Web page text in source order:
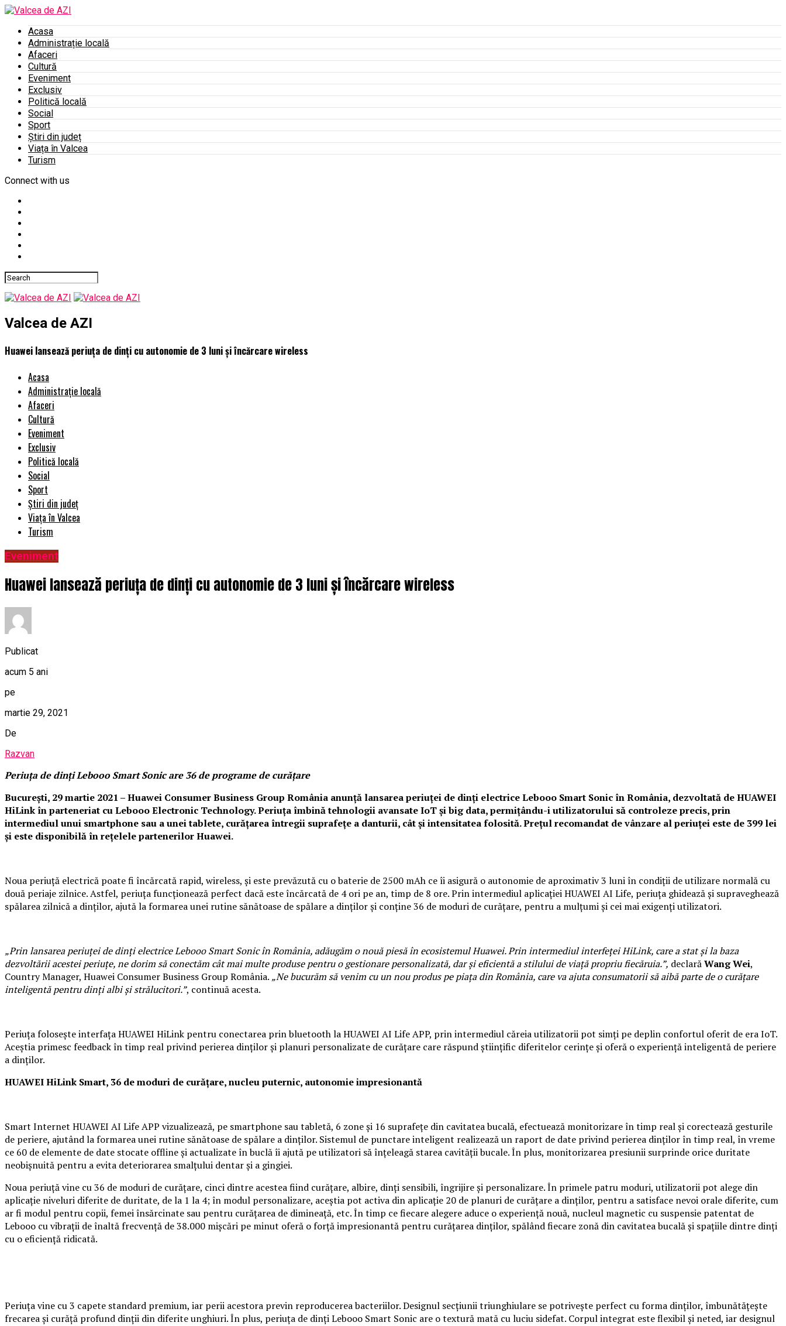
Acasa
Administrație locală
Afaceri
Cultură
Eveniment
Exclusiv
Politică locală
Social
Sport
Știri din județ
Viața în Valcea
Turism
Connect with us
Valcea de AZI
Huawei lansează periuța de dinți cu autonomie de 3 luni și încărcare wireless
Acasa
Administrație locală
Afaceri
Cultură
Eveniment
Exclusiv
Politică locală
Social
Sport
Știri din județ
Viața în Valcea
Turism
Eveniment
Huawei lansează periuța de dinți cu autonomie de 3 luni și încărcare wireless
Publicat
acum 5 ani
pe
martie 29, 2021
De
Razvan
Periuța de dinți Lebooo Smart Sonic are 36 de programe de curățare
București, 29 martie 2021 – Huawei Consumer Business Group România anunță lansarea periuței de dinți electrice Lebooo Smart Sonic în România, dezvoltată de HUAWEI
HiLink în parteneriat cu Lebooo Electronic Technology. Periuța îmbină tehnologii avansate IoT și big data, permițându-i utilizatorului să controleze precis, prin
intermediul unui smartphone sau a unei tablete, curățarea întregii suprafețe a danturii, cât și intensitatea folosită.Prețul recomandat de vânzare al periuței este de 399 lei
și este disponibilă în rețelele partenerilor Huawei.
Noua periuță electrică poate fi încărcată rapid, wireless, și este prevăzută cu o baterie de 2500 mAh ce îi asigură o autonomie de aproximativ 3 luni în condiții de utilizare normală cu
două periaje zilnice. Astfel, periuța funcționează perfect dacă este încărcată de 4 ori pe an, timp de 8 ore. Prin intermediul aplicației HUAWEI AI Life, periuța ghidează și supraveghează
spălarea zilnică a dinților, ajută la formarea unei rutine sănătoase de spălare a dinților și conține 36 de moduri de curățare, pentru a mulțumi și cei mai exigenți utilizatori.
„Prin lansarea periuței de dinți electrice Lebooo Smart Sonic în România, adăugăm o nouă piesă în ecosistemul Huawei. Prin intermediul interfeței HiLink, care a statșila baza
dezvoltării acestei periuțe, ne dorim să conectăm cât mai multe produse pentru o gestionare personalizată, dar și eficientă a stilului de viață propriu fiecăruia.”, declarăWang Wei,
Country Manager, Huawei Consumer Business Group România. „Ne bucurăm să venim cu un nou produs pe piața din România, care va ajuta consumatorii să aibă parte de o curățare
inteligentă pentru dinți albi și strălucitori.”, continuă acesta.
Periuța folosește interfața HUAWEI HiLink pentru conectarea prin bluetooth la HUAWEI AI Life APP, prin intermediul căreia utilizatorii pot simți pe deplin confortul oferit de era IoT.
Aceștia primesc feedback în timp real privind perierea dinților și planuri personalizate de curățare care răspund științific diferitelor cerințe și oferă o experiență inteligentă de periere
a dinților.
HUAWEI HiLink Smart, 36 de moduri de curățare, nucleu puternic, autonomie impresionantă
Smart Internet HUAWEI AI Life APP vizualizează, pe smartphone sau tabletă, 6 zone și 16 suprafețe din cavitatea bucală, efectuează monitorizare în timp real și corectează gesturile
de periere, ajutând la formarea unei rutine sănătoase de spălare a dinților. Sistemul de punctare inteligent realizează un raport de date privind perierea dinților în timp real, în vreme
ce 60 de elemente de date stocate offline și actualizate în buclă îi ajută pe utilizatori să înțeleagă starea cavității bucale. În plus, monitorizarea presiunii surprinde orice duritate
neobișnuită pentru a evita deteriorarea smalțului dentar și a gingiei.
Noua periuță vine cu 36 de moduri de curățare, cinci dintre acestea fiind curățare, albire, dinți sensibili, îngrijire și personalizare. În primele patru moduri, utilizatorii pot alege din
aplicație niveluri diferite de duritate, de la 1 la 4; în modul personalizare, aceștia pot activa din aplicație 20 de planuri de curățare a dinților, pentru a satisface nevoi orale diferite, cum
ar fi modul pentru copii, femei însărcinate sau pentru curățarea de dimineață, etc. În timp ce fiecare alegere aduce o experiență nouă, nucleul magnetic cu suspensie patentat de
Lebooo cu vibrații de înaltă frecvență de 38.000 mișcări pe minut oferă o forță impresionantă pentru curățarea dinților, spălând fiecare zonă din cavitatea bucală și spațiile dintre dinți
cu o eficiență ridicată.
Periuța vine cu 3 capete standard premium, iar perii acestora previn reproducerea bacteriilor. Designul secțiunii triunghiulare se potrivește perfect cu forma dinților, îmbunătățește
frecarea și curăță profund dinții din diferite unghiuri. În plus, periuța de dinți Lebooo Smart Sonic are o textură mată cu luciu sidefat. Corpul integrat este flexibil și neted, iar designul